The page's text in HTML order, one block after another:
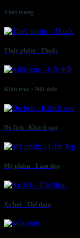
Thời trang
Thực phẩm - Thuốc
Kiến trúc - Nội thất
Du lịch - Khách sạn
Mỹ phẩm - Làm đẹp
Xe hơi - Thể thao